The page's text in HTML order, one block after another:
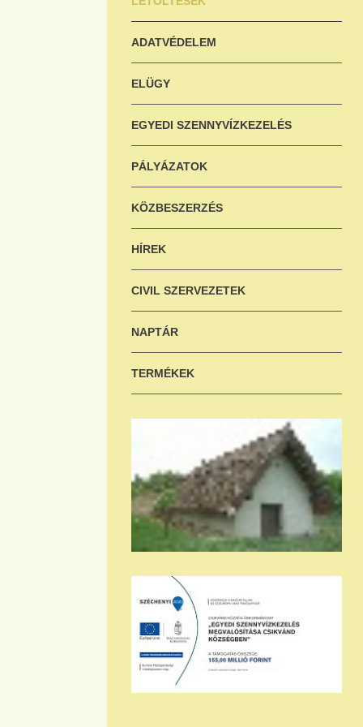
ADATVÉDELEM
ELÜGY
EGYEDI SZENNYVÍZKEZELÉS
PÁLYÁZATOK
KÖZBESZERZÉS
HÍREK
CIVIL SZERVEZETEK
NAPTÁR
TERMÉKEK